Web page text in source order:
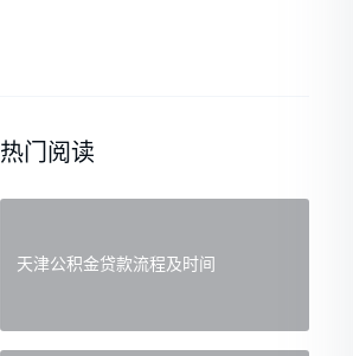
热门阅读
天津公积金贷款流程及时间